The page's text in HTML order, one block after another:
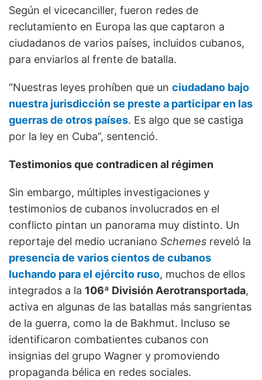
Según el vicecanciller, fueron redes de
reclutamiento en Europa las que captaron a
ciudadanos de varios países, incluidos cubanos,
para enviarlos al frente de batalla.
“Nuestras leyes prohíben que un ciudadano bajo
nuestra jurisdicción se preste a participar en las
guerras de otros países. Es algo que se castiga
por la ley en Cuba”, sentenció.
Testimonios que contradicen al régimen
Sin embargo, múltiples investigaciones y
testimonios de cubanos involucrados en el
conflicto pintan un panorama muy distinto. Un
reportaje del medio ucraniano Schemes reveló la
presencia de varios cientos de cubanos
luchando para el ejército ruso, muchos de ellos
integrados a la 106ª División Aerotransportada,
activa en algunas de las batallas más sangrientas
de la guerra, como la de Bakhmut. Incluso se
identificaron combatientes cubanos con
insignias del grupo Wagner y promoviendo
propaganda bélica en redes sociales.